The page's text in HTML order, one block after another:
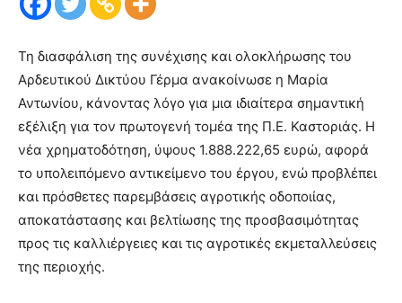
Τη διασφάλιση της συνέχισης και ολοκλήρωσης του
Αρδευτικού Δικτύου Γέρμα ανακοίνωσε η Μαρία
Αντωνίου, κάνοντας λόγο για μια ιδιαίτερα σημαντική
εξέλιξη για τον πρωτογενή τομέα της Π.Ε. Καστοριάς. Η
νέα χρηματοδότηση, ύψους 1.888.222,65 ευρώ, αφορά
το υπολειπόμενο αντικείμενο του έργου, ενώ προβλέπει
και πρόσθετες παρεμβάσεις αγροτικής οδοποιίας,
αποκατάστασης και βελτίωσης της προσβασιμότητας
προς τις καλλιέργειες και τις αγροτικές εκμεταλλεύσεις
της περιοχής.